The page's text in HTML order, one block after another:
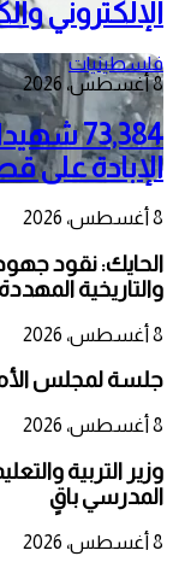
الإلكتروني
فلسطينيات
8 أغسطس، 2026
الإبادة على
8 أغسطس، 2026
الحايك: نقود
والتاريخية
8 أغسطس، 2026
جلسة لمجلس
8 أغسطس، 2026
وزير التربية
المدرسي باقٍ
8 أغسطس، 2026